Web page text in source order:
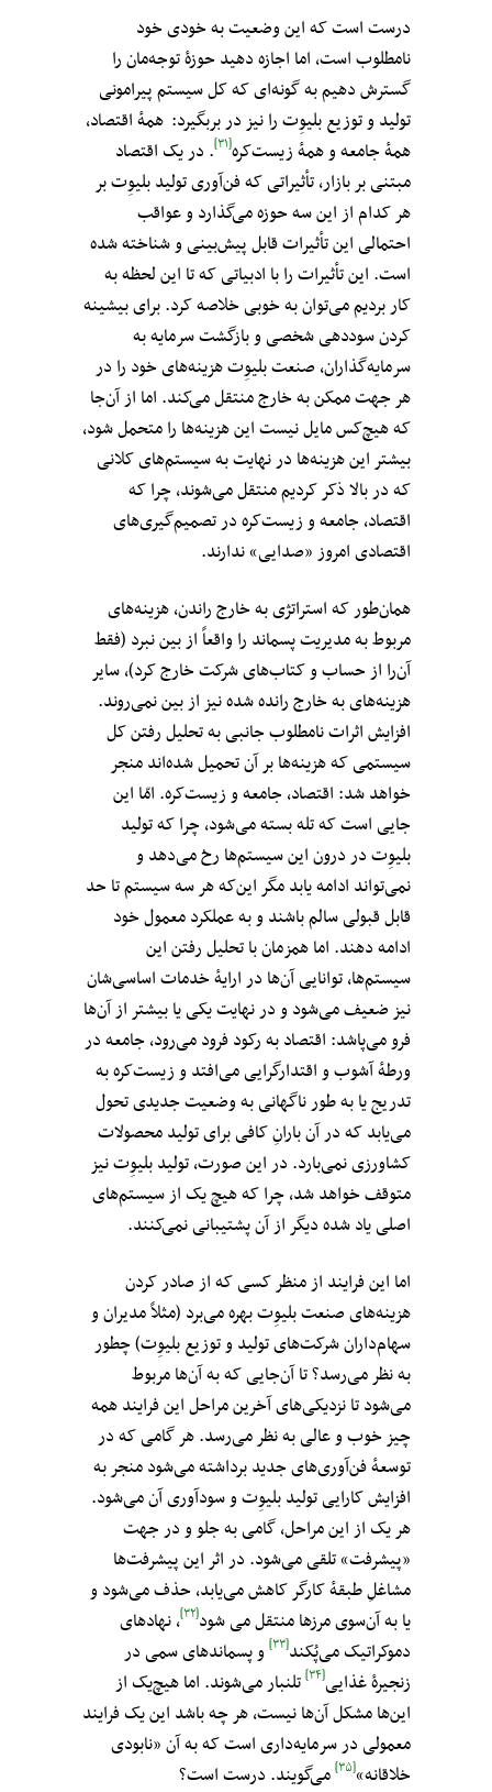
درست است که این وضعیت به خودی خود
نامطلوب است، اما اجازه دهید حوزهٔ توجه‌مان را
گسترش دهیم به گونه‌ای که کل سیستم پیرامونی
تولید و توزیع بلیوِت‌ را نیز در بربگیرد: همهٔ اقتصاد،
همهٔ جامعه و همهٔ زیست‌کره[۳۱]. در یک اقتصاد
مبتنی بر بازار، تأثیراتی که فن‌آوری تولید بلیوِت‌ بر
هر کدام از این سه حوزه می‌گذارد و عواقب
احتمالی این تأثیرات قابل پیش‌بینی و شناخته شده
است. این تأثیرات را با ادبیاتی که تا این لحظه به
کار بردیم می‌توان به خوبی خلاصه کرد. برای بیشینه
کردن سوددهی شخصی و بازگشت سرمایه به
سرمایه‌گذاران، صنعت بلیوِت‌ هزینه‌های خود را در
هر جهت ممکن به خارج منتقل می‌کند. اما از آن‌جا
که هیچ‌کس مایل نیست این هزینه‌ها را متحمل شود،
بیشتر این هزینه‌ها در نهایت به سیستم‌های کلانی
که در بالا ذکر کردیم منتقل می‌شوند، چرا که
اقتصاد، جامعه و زیست‌کره در تصمیم‌گیری‌های
اقتصادی امروز «صدایی» ندارند.
همان‌طور که استراتژی به خارج راندن، هزینه‌های
مربوط به مدیریت پسماند را واقعاً از بین نبرد (فقط
آن‌را از حساب و کتاب‌های شرکت خارج کرد)، سایر
هزینه‌های به خارج رانده شده نیز از بین نمی‌روند.
افزایش اثرات نامطلوب جانبی به تحلیل رفتن کل
سیستمی که هزینه‌ها بر آن تحمیل شده‌اند منجر
خواهد شد: اقتصاد، جامعه و زیست‌کره. امّا این‌
جایی است که تله بسته می‌شود، چرا که تولید
بلیوِت‌ در درون این سیستم‌ها رخ می‌دهد و
نمی‌تواند ادامه یابد مگر این‌که هر سه سیستم تا حد
قابل قبولی سالم باشند و به عملکرد معمول خود
ادامه دهند. اما همزمان با تحلیل رفتن این
سیستم‌ها، توانایی آن‌ها در ارایهٔ خدمات اساسی‌شان
نیز ضعیف می‌شود و در نهایت یکی یا بیشتر از آن‌ها
فرو می‌پاشد: اقتصاد به رکود فرود می‌رود، جامعه در
ورطهٔ آشوب و اقتدارگرایی می‌افتد و زیست‌کره به
تدریج یا به طور ناگهانی به وضعیت جدیدی تحول
می‌یابد که در آن بارانِ کافی برای تولید محصولات
کشاورزی نمی‌بارد. در این صورت، تولید بلیوِت‌ نیز
متوقف خواهد شد،‌ چرا که هیچ‌ یک از سیستم‌های
اصلی یاد شده دیگر از آن پشتیبانی نمی‌کنند.
اما این فرایند از منظر کسی که از صادر کردن
هزینه‌های صنعت بلیوِت‌ بهره می‌برد (مثلاً مدیران و
سهام‌داران شرکت‌های تولید و توزیع بلیوِت‌) چطور
به نظر می‌رسد؟ تا آن‌جایی که به آن‌ها مربوط
می‌شود تا نزدیکی‌های آخرین مراحل این فرایند همه
چیز خوب و عالی به نظر می‌رسد. هر گامی که در
توسعهٔ فن‌آوری‌های جدید برداشته می‌شود منجر به
افزایش کارایی تولید بلیوِت‌ و سودآوری آن می‌شود.
هر یک از این مراحل، گامی به جلو و در جهت
«پیشرفت» تلقی می‌شود. در اثر این پیشرفت‌ها
مشاغلِ طبقهٔ کارگر کاهش می‌یابد، حذف می‌شود و
یا به آن‌سوی مرزها منتقل می شود[۳۲]، نهادهای
دموکراتیک می‌پُکند[۳۳] و پسماندهای سمی در
زنجیرهٔ غذایی[۳۴] تلنبار می‌شوند. اما هیچ‌یک از
این‌ها مشکل آن‌ها نیست، هر چه باشد این یک فرایند
معمولی در سرمایه‌داری است که به آن «نابودی
خلاقانه»[۳۵] می‌گویند. درست است؟